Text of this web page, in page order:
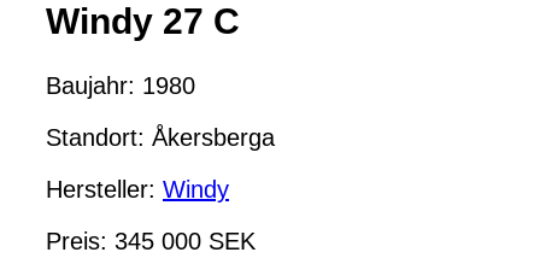
Windy 27 C
Baujahr: 1980
Standort: Åkersberga
Hersteller: Windy
Preis: 345 000 SEK